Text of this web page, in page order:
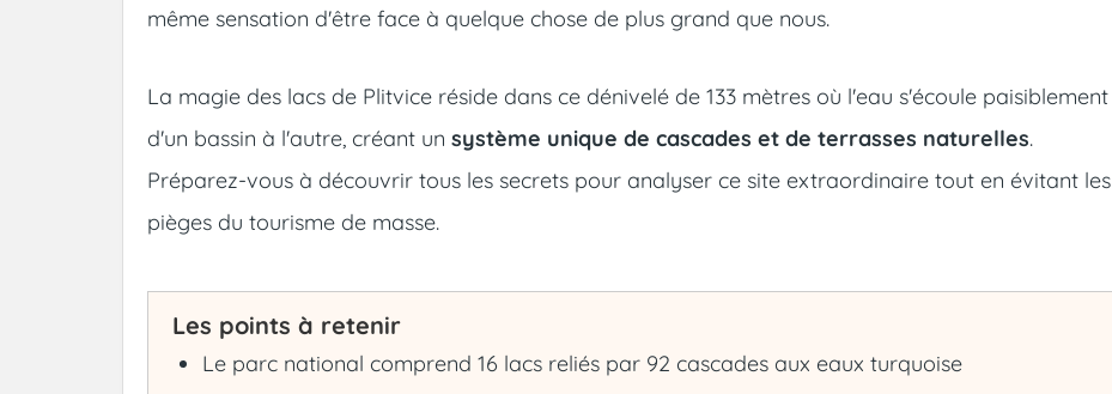
même sensation d'être face à quelque chose de plus grand que nous.
La magie des lacs de Plitvice réside dans ce dénivelé de 133 mètres où l'eau s'écoule paisiblement
d'un bassin à l'autre, créant un système unique de cascades et de terrasses naturelles.
Préparez-vous à découvrir tous les secrets pour analyser ce site extraordinaire tout en évitant les
pièges du tourisme de masse.
Les points à retenir
Le parc national comprend 16 lacs reliés par 92 cascades aux eaux turquoise